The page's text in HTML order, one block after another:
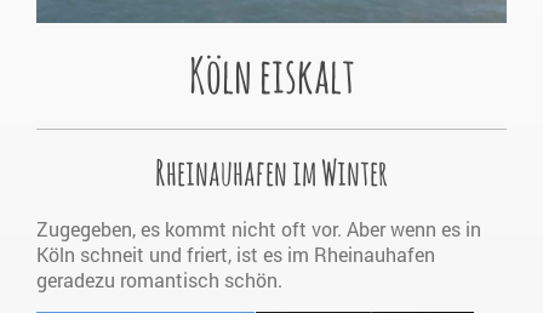
Köln eiskalt
Rheinauhafen im Winter
Zugegeben, es kommt nicht oft vor. Aber wenn es in
Köln schneit und friert, ist es im Rheinauhafen
geradezu romantisch schön.